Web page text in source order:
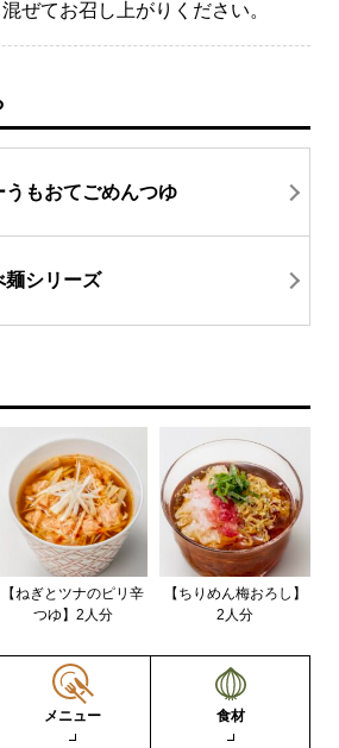
ぜてお召し上がりください。
うもおてごめんつゆ
麺シリーズ
【ねぎとツナのピリ辛
つゆ】2人分
【ちりめん梅おろし】
2人分
メニュー 食材